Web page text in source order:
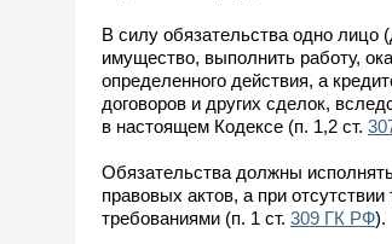
В силу обязательства одно лицо
имущество, выполнить работу,
определенного действия, а
договоров и других сделок,
в настоящем Кодексе (п. 1,2 ст.
Обязательства должны
правовых актов, а при
требованиями (п. 1 ст. 309 ГК РФ).